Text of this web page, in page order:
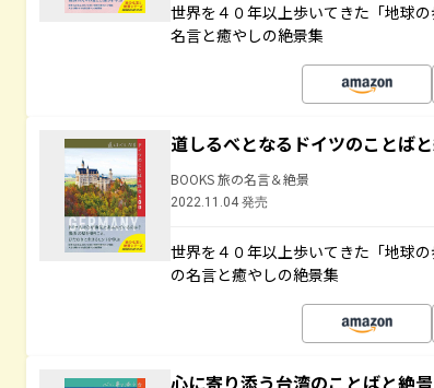
世界を４０年以上歩いてきた「地球
名言と癒やしの絶景集
道しるべとなるドイツのことば
BOOKS 旅の名言＆絶景
2022.11.04 発売
世界を４０年以上歩いてきた「地球
の名言と癒やしの絶景集
心に寄り添う台湾のことばと絶